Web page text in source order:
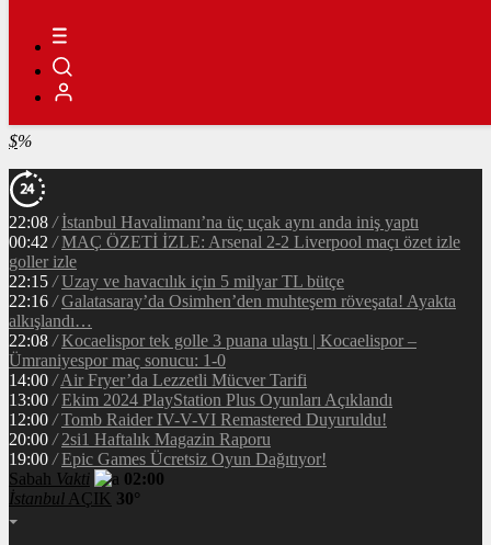
RİPPLE
TETHER
$%
22:08 / İstanbul Havalimanı’na üç uçak aynı anda iniş yaptı
00:42 / MAÇ ÖZETİ İZLE: Arsenal 2-2 Liverpool maçı özet izle
goller izle
22:15 / Uzay ve havacılık için 5 milyar TL bütçe
22:16 / Galatasaray’da Osimhen’den muhteşem röveşata! Ayakta
alkışlandı…
22:08 / Kocaelispor tek golle 3 puana ulaştı | Kocaelispor –
Ümraniyespor maç sonucu: 1-0
14:00 / Air Fryer’da Lezzetli Mücver Tarifi
13:00 / Ekim 2024 PlayStation Plus Oyunları Açıklandı
12:00 / Tomb Raider IV-V-VI Remastered Duyuruldu!
20:00 / 2si1 Haftalık Magazin Raporu
19:00 / Epic Games Ücretsiz Oyun Dağıtıyor!
Sabah Vakti
02:00
İstanbul AÇIK 30°